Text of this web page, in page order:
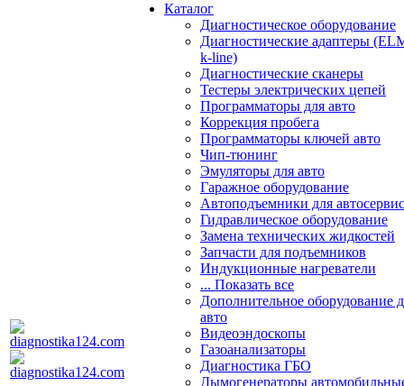
Каталог
Диагностическое оборудование
Диагностические адаптеры
k-line)
Диагностические сканеры
Тестеры электрических цепей
Программаторы для авто
Коррекция пробега
Программаторы ключей авто
Чип-тюнинг
Эмуляторы для авто
Гаражное оборудование
Автоподъемники для
Гидравлическое оборудование
Замена технических жидкостей
Запчасти для подъемников
Индукционные нагреватели
... Показать все
Дополнительное оборудование
авто
Видеоэндоскопы
Газоанализаторы
Диагностика ГБО
Дымогенераторы